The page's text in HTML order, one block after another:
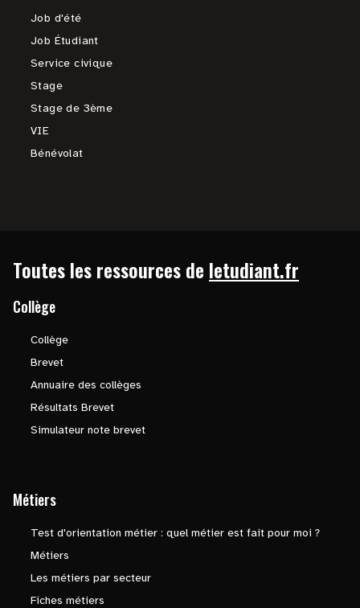
Job d'été
Job Étudiant
Service civique
Stage
Stage de 3ème
VIE
Bénévolat
Toutes les ressources de letudiant.fr
Collège
Collège
Brevet
Annuaire des collèges
Résultats Brevet
Simulateur note brevet
Métiers
Test d'orientation métier : quel métier est fait pour moi ?
Métiers
Les métiers par secteur
Fiches métiers